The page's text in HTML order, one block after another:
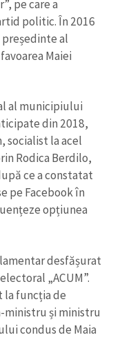
pe care a
politic. În 2016
al
Maiei
al municipiului
din 2018,
socialist la acel
Rodica Berdilo,
ce a constatat
pe Facebook în
opțiunea
desfășurat
„ACUM”.
la funcția de
ministru și ministru
condus de Maia